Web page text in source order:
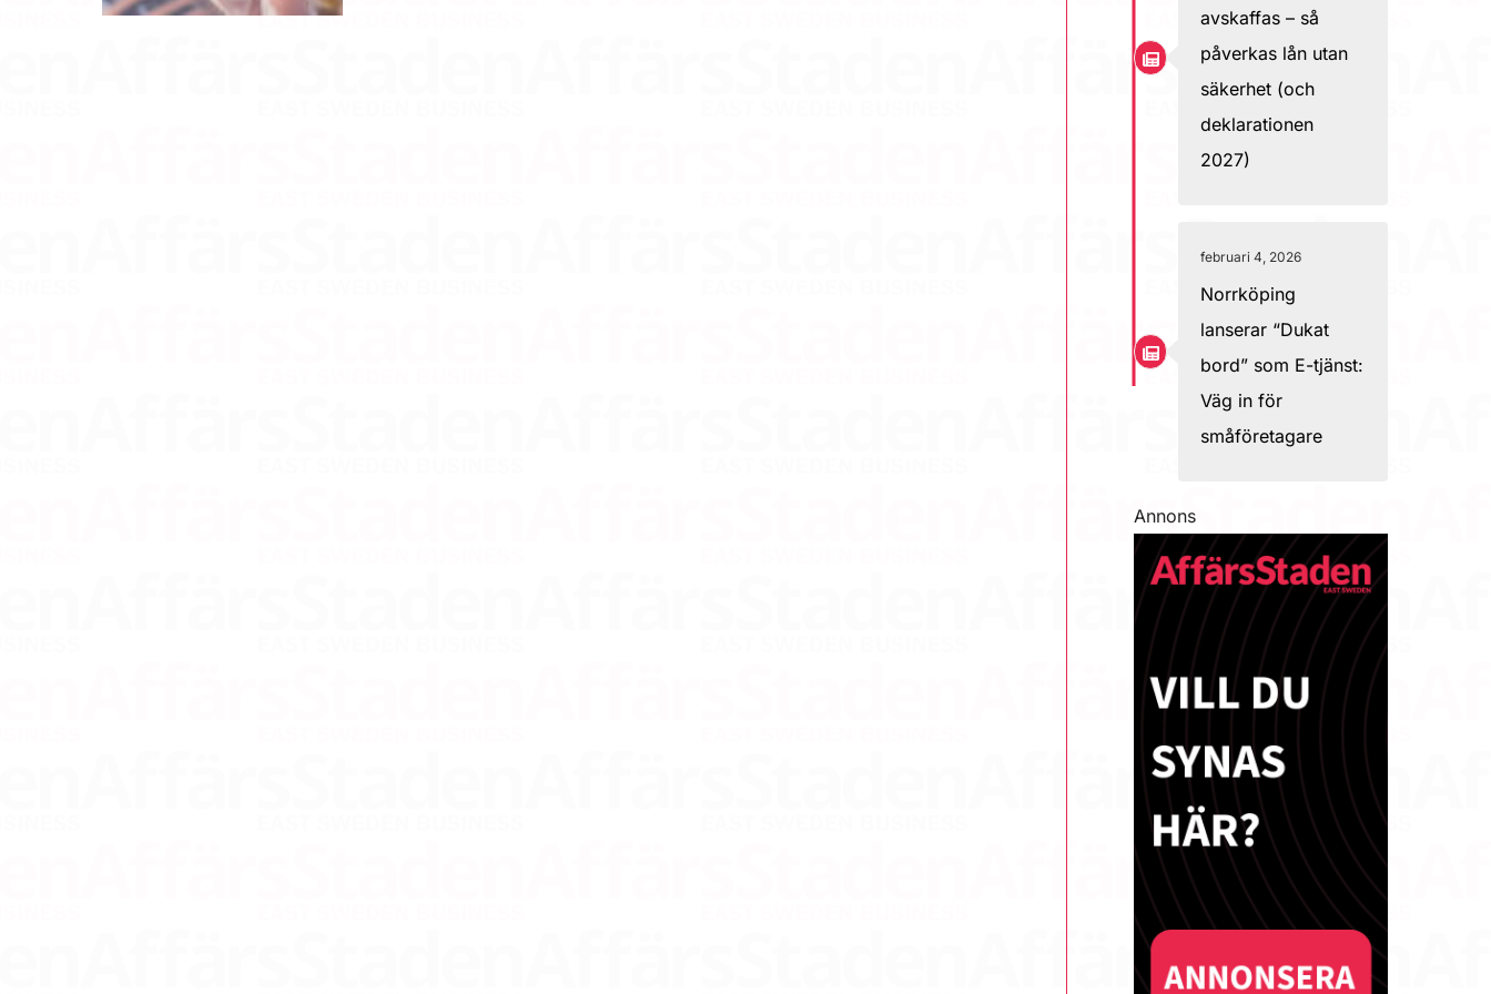
avskaffas – så
påverkas lån utan
säkerhet (och
deklarationen
2027)
februari 4, 2026
Norrköping
lanserar “Dukat
bord” som E-tjänst:
Väg in för
småföretagare
Annons